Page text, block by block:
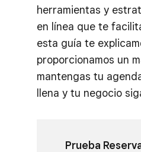
herramientas y
en línea que te
esta guía te
proporcionamos un
mantengas tu
llena y tu negocio
Prueba